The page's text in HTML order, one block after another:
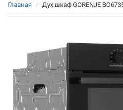
Главная Дух.шкаф GORENJE